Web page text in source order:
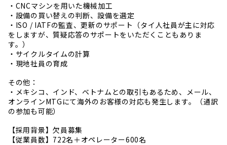
・CNCマシンを用いた機械加工
・設備の買い替えの判断、設備を選定
・ISO / IATFの監査、更新のサポート（タイ人社員が主に対応
をしますが、質疑応答のサポートをいただくこともありま
す。）
・サイクルタイムの計算
・現地社員の育成
その他：
・メキシコ、インド、ベトナムとの取引もあるため、メール、
オンラインMTGにて海外のお客様の対応も発生します。（通訳
の参加も可能）
【採用背景】欠員募集
【従業員数】722名＋オペレーター600名